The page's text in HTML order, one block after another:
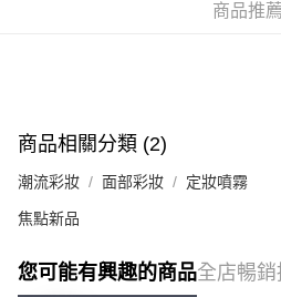
每筆HK$20.00，滿HK$100.00或以上
(澳門門市) 只顯示可選門市。確認發
澳門地區配送 - 確認發貨後1-4個工作
商品推薦
商品相關分類 (2)
潮流彩妝 面部彩妝 定妝噴霧
焦點新品
您可能有興趣的商品全店暢銷